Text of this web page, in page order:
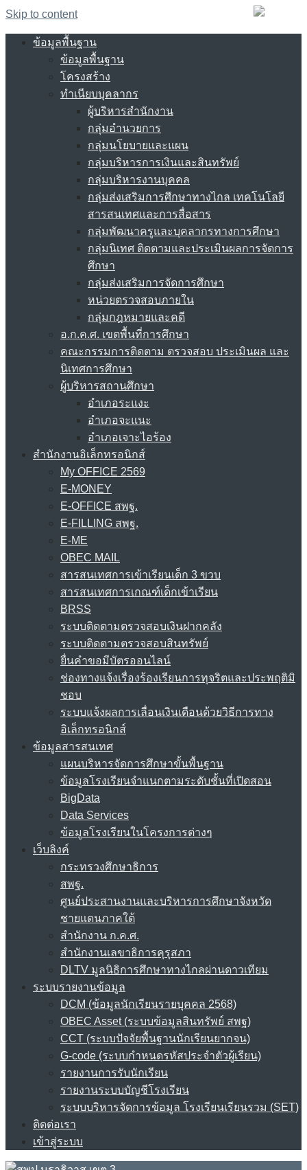
Skip to content
ข้อมูลพื้นฐาน
ข้อมูลพื้นฐาน
โครงสร้าง
ทำเนียบบุคลากร
ผู้บริหารสำนักงาน
กลุ่มอำนวยการ
กลุ่มนโยบายและแผน
กลุ่มบริหารการเงินและสินทรัพย์
กลุ่มบริหารงานบุคคล
กลุ่มส่งเสริมการศึกษาทางไกล เทคโนโลยี
สารสนเทศและการสื่อสาร
กลุ่มพัฒนาครูและบุคลากรทางการศึกษา
กลุ่มนิเทศ ติดตามและประเมินผลการจัดการ
ศึกษา
กลุ่มส่งเสริมการจัดการศึกษา
หน่วยตรวจสอบภายใน
กลุ่มกฎหมายและคดี
อ.ก.ค.ศ. เขตพื้นที่การศึกษา
คณะกรรมการติดตาม ตรวจสอบ ประเมินผล และ
นิเทศการศึกษา
ผู้บริหารสถานศึกษา
อำเภอระแงะ
อำเภอจะแนะ
อำเภอเจาะไอร้อง
สำนักงานอิเล็กทรอนิกส์
My OFFICE 2569
E-MONEY
E-OFFICE สพฐ.
E-FILLING สพฐ.
E-ME
OBEC MAIL
สารสนเทศการเข้าเรียนเด็ก 3 ขวบ
สารสนเทศการเกณฑ์เด็กเข้าเรียน
BRSS
ระบบติดตามตรวจสอบเงินฝากคลัง
ระบบติดตามตรวจสอบสินทรัพย์
ยื่นคำขอมีบัตรออนไลน์
ช่องทางแจ้งเรื่องร้องเรียนการทุจริตและประพฤติมิ
ชอบ
ระบบแจ้งผลการเลื่อนเงินเดือนด้วยวิธีการทาง
อิเล็กทรอนิกส์
ข้อมูลสารสนเทศ
แผนบริหารจัดการศึกษาขั้นพื้นฐาน
ข้อมูลโรงเรียนจำแนกตามระดับชั้นที่เปิดสอน
BigData
Data Services
ข้อมูลโรงเรียนในโครงการต่างๆ
เว็บลิงค์
กระทรวงศึกษาธิการ
สพฐ.
ศูนย์ประสานงานและบริหารการศึกษาจังหวัด
ชายแดนภาคใต้
สำนักงาน ก.ค.ศ.
สำนักงานเลขาธิการคุรุสภา
DLTV มูลนิธิการศึกษาทางไกลผ่านดาวเทียม
ระบบรายงานข้อมูล
DCM (ข้อมูลนักเรียนรายบุคคล 2568)
OBEC Asset (ระบบข้อมูลสินทรัพย์ สพฐ)
CCT (ระบบปัจจัยพื้นฐานนักเรียนยากจน)
G-code (ระบบกำหนดรหัสประจำตัวผู้เรียน)
รายงานการรับนักเรียน
รายงานระบบบัญชีโรงเรียน
ระบบบริหารจัดการข้อมูล โรงเรียนเรียนรวม (SET)
ติดต่อเรา
เข้าสู่ระบบ